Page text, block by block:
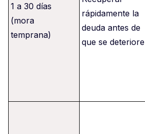
1 a 30 días
(mora
temprana)
rápidamente la
deuda antes de
que se deteriore